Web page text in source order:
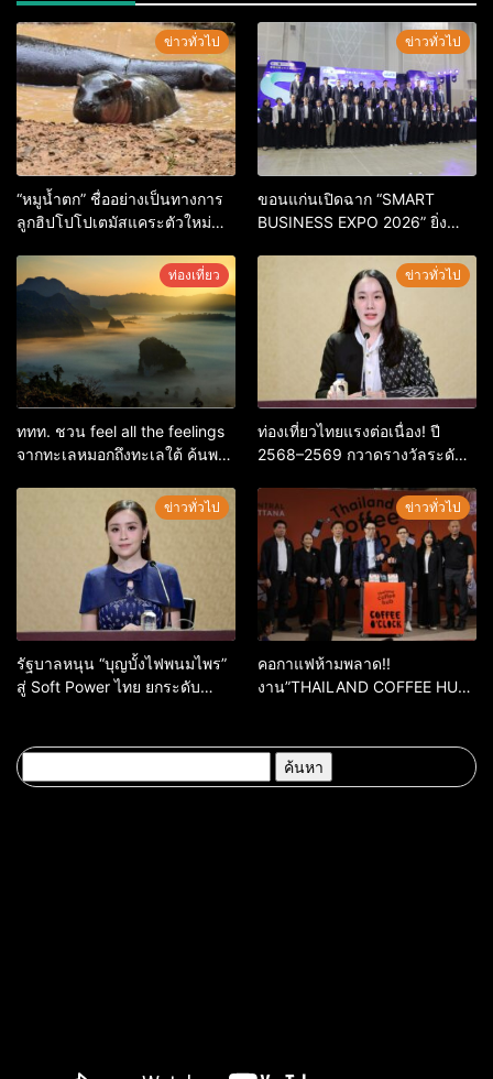
ข่าวทั่วไป
“หมูน้ำตก” ชื่ออย่างเป็นทางการ
ลูกฮิปโปโปเตมัสแคระตัวใหม่
กิจกรรมร่วมโหวตชนะกว่า
10,000 คะแนน
ข่าวทั่วไป
ขอนแก่นเปิดฉาก “SMART
BUSINESS EXPO 2026” ยิ่ง
ระดับเศรษฐกิจดิจิทัลอีสาน
ท่องเที่ยว
ททท. ชวน feel all the feelings
จากทะเลหมอกถึงทะเลใต้ ค้นพบ
ข่าวทั่วไป
ท่องเที่ยวไทยแรงต่อเนื่อง! ปี
2568–2569 กวาดรางวัลระดับ
จุดหมายปลายทางนักท่องเที่ยว
จากทั่วโลก
ข่าวทั่วไป
รัฐบาลหนุน “บุญบั้งไฟพนมไพร”
สู่ Soft Power ไทย ยกระดับ
ภูมิใจของชาติ
ข่าวทั่วไป
คอกาแฟห้ามพลาด!!
งาน”THAILAND COFFEE HUB
ขอนแก่น
สำหรับ: